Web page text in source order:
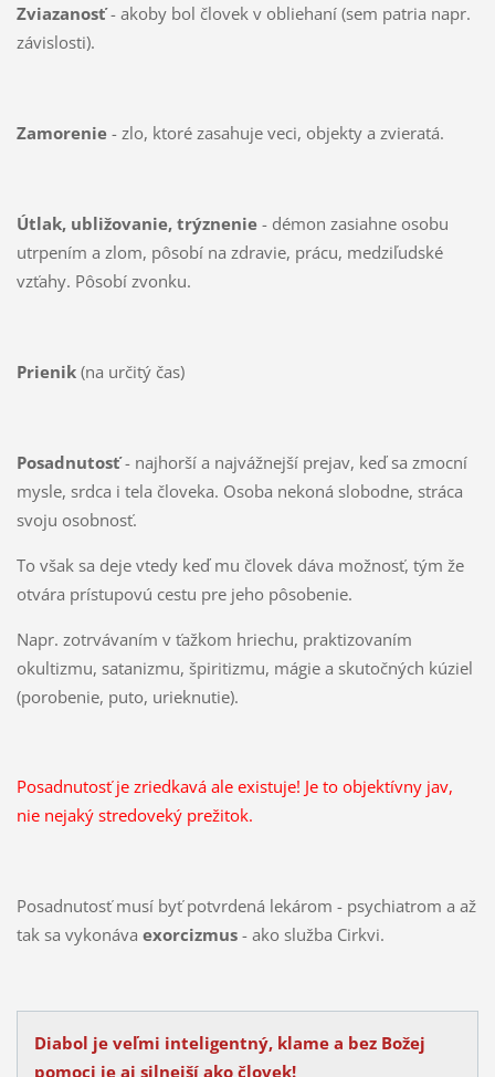
Zviazanosť- akoby bol človek v obliehaní (sem patria napr.
závislosti).
Zamorenie- zlo, ktoré zasahuje veci, objekty a zvieratá.
Útlak, ubližovanie, trýznenie- démon zasiahne osobu
utrpením a zlom, pôsobí na zdravie, prácu, medziľudské
vzťahy. Pôsobí zvonku.
Prienik(na určitý čas)
Posadnutosť- najhorší a najvážnejší prejav, keď sa zmocní
mysle, srdca i tela človeka. Osoba nekoná slobodne, stráca
svoju osobnosť.
To však sa deje vtedy keď mu človek dáva možnosť, tým že
otvára prístupovú cestu pre jeho pôsobenie.
Napr. zotrvávaním v ťažkom hriechu, praktizovaním
okultizmu, satanizmu, špiritizmu, mágie a skutočných kúziel
(porobenie, puto, urieknutie).
Posadnutosť je zriedkavá ale existuje! Je to objektívny jav,
nie nejaký stredoveký prežitok.
Posadnutosť musí byť potvrdená lekárom - psychiatrom a až
tak sa vykonáva exorcizmus- ako služba Cirkvi.
Diabol je veľmi inteligentný, klame a bez Božej
pomoci je aj silnejší ako človek!